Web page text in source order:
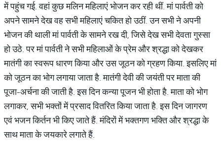
में पहुंच गई. वहां कुछ मलिन महिलाएं भोजन कर रही थीं. मां पार्वती को
अपने सामने देख वह सभी महिलाएं चकित हो उठीं. उन सभी ने अपनी
भोजन की थाली मां पार्वती के सामने रख दी, जिसे देख सभी देवता गुस्सा
हो उठे. पर मां पार्वती ने सभी महिलाओं के प्रेम और श्रद्धा को देखकर
मातंगी का स्वरूप धारण किया और उस जूठन को ग्रहण किया. इसलिए मां
को जूठन का भोग लगाया जाता है. मातंगी देवी की जयंती पर माता की
पूजा-अर्चना की जाती है. इस दिन कन्या पूजन भी होता है. माता को भोग
लगाकर, सभी भक्तों में प्रसाद वितरित किया जाता है. इस दिन जागरण
एवं भजन किर्तन भी किए जाते हैं. मंदिरों में भक्तगण भक्ति और श्रद्धा के
साथ माता के जयकारे लगाते हैं.